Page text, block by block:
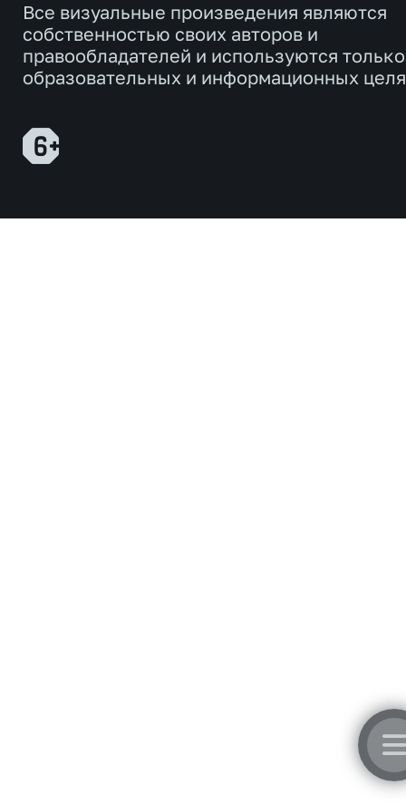
Все визуальные произведения являются
собственностью своих авторов и
правообладателей и используются
образовательных и информационных